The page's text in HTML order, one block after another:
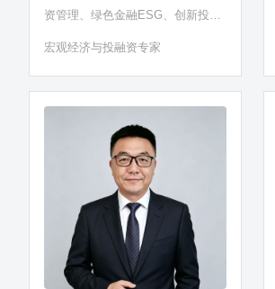
资管理、绿色金融ESG、创新投
资、前沿科技（AI、新能源）
宏观经济与投融资专家